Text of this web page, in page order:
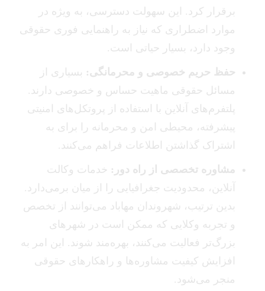
برقرار کرد. این سهولت دسترسی، به ویژه در
موارد اضطراری که نیاز به راهنمایی فوری حقوقی
وجود دارد، بسیار حیاتی است.
حفظ حریم خصوصی و محرمانگی: بسیاری از
مسائل حقوقی ماهیت حساس و خصوصی دارند.
پلتفرم‌های آنلاین با استفاده از پروتکل‌های امنیتی
پیشرفته، محیطی امن و محرمانه را برای به
اشتراک گذاشتن اطلاعات فراهم می‌کنند.
مشاوره تخصصی از راه دور: خدمات وکالت
آنلاین، محدودیت جغرافیایی را از میان برمی‌دارد.
بدین ترتیب، شهروندان مهاباد می‌توانند از تخصص
و تجربه وکلایی که ممکن است در شهرهای
بزرگ‌تر فعالیت می‌کنند، بهره‌مند شوند. این امر به
افزایش کیفیت مشاوره‌ها و راهکارهای حقوقی
منجر می‌شود.